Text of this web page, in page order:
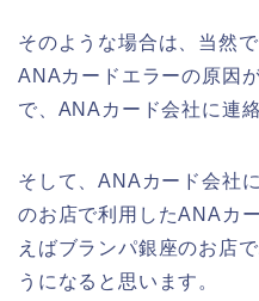
そのような場合は、当然
ANAカードエラーの原因
で、ANAカード会社に連
そして、ANAカード会社
のお店で利用したANAカ
えばブランパ銀座のお店
うになると思います。